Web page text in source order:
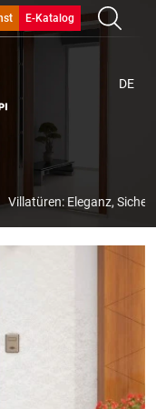
E-Katalog
DE
Villatüren: Eleganz,